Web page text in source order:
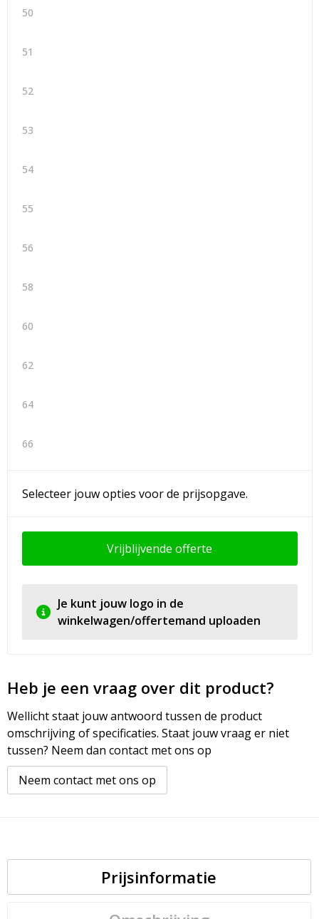
50
51
52
53
54
55
56
58
60
62
64
66
Selecteer jouw opties voor de prijsopgave.
Vrijblijvende offerte
Je kunt jouw logo in de
winkelwagen/offertemand uploaden
Heb je een vraag over dit product?
Wellicht staat jouw antwoord tussen de product
omschrijving of specificaties. Staat jouw vraag er niet
tussen? Neem dan contact met ons op
Neem contact met ons op
Prijsinformatie